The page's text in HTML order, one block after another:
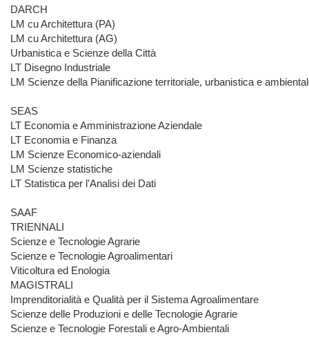
DARCH
LM cu Architettura (PA)
LM cu Architettura (AG)
Urbanistica e Scienze della Città
LT Disegno Industriale
LM Scienze della Pianificazione territoriale, urbanistica e
SEAS
LT Economia e Amministrazione Aziendale
LT Economia e Finanza
LM Scienze Economico-aziendali
LM Scienze statistiche
LT Statistica per l'Analisi dei Dati
SAAF
TRIENNALI
Scienze e Tecnologie Agrarie
Scienze e Tecnologie Agroalimentari
Viticoltura ed Enologia
MAGISTRALI
Imprenditorialità e Qualità per il Sistema Agroalimentare
Scienze delle Produzioni e delle Tecnologie Agrarie
Scienze e Tecnologie Forestali e Agro-Ambientali